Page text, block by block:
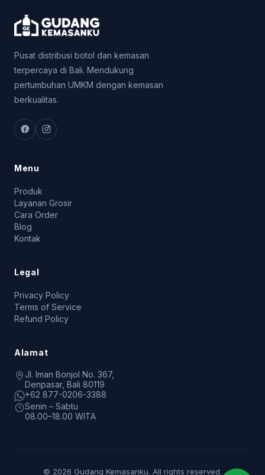
Pusat distribusi botol dan kemasan
terpercaya di Bali. Mendukung
pertumbuhan UMKM dengan kemasan
berkualitas.
Menu
Produk
Layanan Grosir
Cara Order
Blog
Kontak
Legal
Privacy Policy
Terms of Service
Refund Policy
Alamat
Jl. Iman Bonjol No. 367,
Denpasar, Bali 80119
+62 877-0206-3388
Senin – Sabtu
08.00–18.00 WITA
© 2026 Gudang Kemasanku. All rights reserved.